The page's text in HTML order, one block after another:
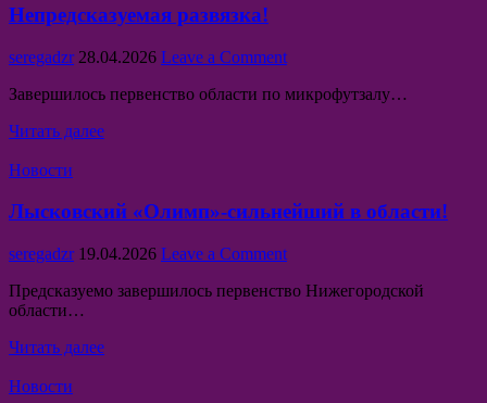
сильнейших
во
всероссийском
турнире!
Непредсказуемая развязка!
Author:
seregadzr Published
28.04.2026 Leave a Commenton
развязка!
Завершилось первенство области по микрофутзалу…
Читать далееНепредсказуемая
Posted
Новости
Лысковский «Олимп»-сильнейший в области!
Author:
seregadzr Published
19.04.2026 Leave a Commenton
«Олимп»-
Предсказуемо завершилось первенство Нижегородской
области…
Читать далееЛысковский
Posted
Новости